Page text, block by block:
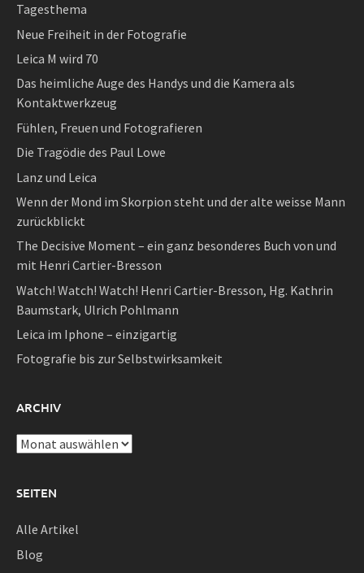
Tagesthema
Neue Freiheit in der Fotografie
Leica M wird 70
Das heimliche Auge des Handys und die Kamera als
Kontaktwerkzeug
Fühlen, Freuen und Fotografieren
Die Tragödie des Paul Lowe
Lanz und Leica
Wenn der Mond im Skorpion steht und der alte weisse Mann
zurückblickt
The Decisive Moment – ein ganz besonderes Buch von und
mit Henri Cartier-Bresson
Watch! Watch! Watch! Henri Cartier-Bresson, Hg. Kathrin
Baumstark, Ulrich Pohlmann
Leica im Iphone – einzigartig
Fotografie bis zur Selbstwirksamkeit
ARCHIV
Archiv
SEITEN
Alle Artikel
Blog